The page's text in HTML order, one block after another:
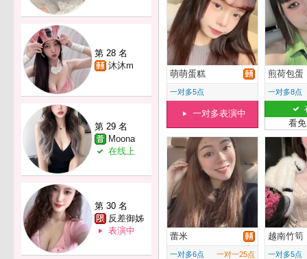
第 28 名
沐沐m
第 29 名
Moona
在线上
第 30 名
反差御姊
表演中
萌萌蛋糕
一对多5点
一对多表演中
煎荷包蛋
一对多8点
看
蕾米
一对多6点 一对一25点
越南竹筍
一对多5点